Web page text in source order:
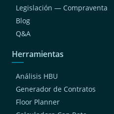
Legislación — Compraventa
Blog
Q&A
Herramientas
Análisis HBU
Generador de Contratos
Floor Planner